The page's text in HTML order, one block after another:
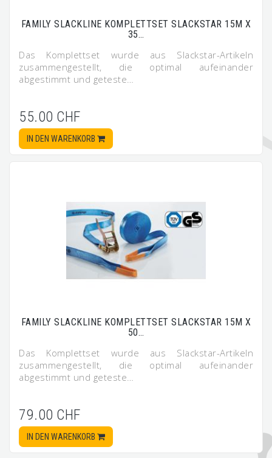
FAMILY SLACKLINE KOMPLETTSET SLACKSTAR 15M X
35…
Das Komplettset wurde aus Slackstar-Artikeln
zusammengestellt, die optimal aufeinander
abgestimmt und geteste…
55.00 CHF
IN DEN WARENKORB
FAMILY SLACKLINE KOMPLETTSET SLACKSTAR 15M X
50…
Das Komplettset wurde aus Slackstar-Artikeln
zusammengestellt, die optimal aufeinander
abgestimmt und geteste…
79.00 CHF
IN DEN WARENKORB